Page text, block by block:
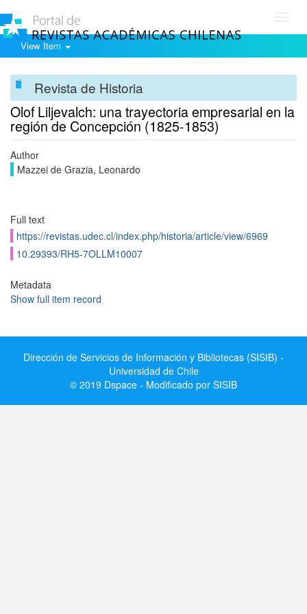
View Item
Revista de Historia
Olof Liljevalch: una trayectoria empresarial en la
región de Concepción (1825-1853)
Author
Mazzei de Grazia, Leonardo
Full text
https://revistas.udec.cl/index.php/historia/article/view/6969
10.29393/RH5-7OLLM10007
Metadata
Show full item record
Dirección de Servicios de Información y Bibliotecas (SISIB) -
Universidad de Chile
© 2019 Dspace - Modificado por SISIB